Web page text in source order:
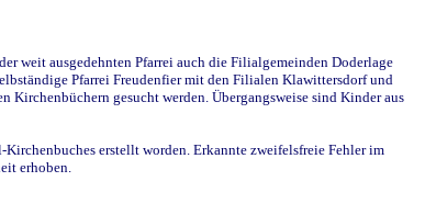
weit ausgedehnten Pfarrei auch die Filialgemeinden Doderlage
Pfarrei Freudenfier mit den Filialen Klawittersdorf und
gesucht werden. Übergangsweise sind Kinder aus
erstellt worden. Erkannte zweifelsfreie Fehler im
erhoben.